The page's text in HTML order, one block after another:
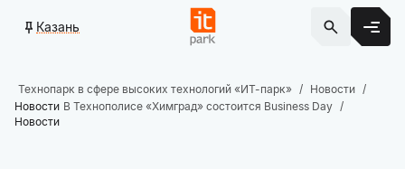
Казань
Технопарк в сфере высоких технологий «ИТ-парк»
Новости
Новости В Технополисе «Химград» состоится Business Day
Новости